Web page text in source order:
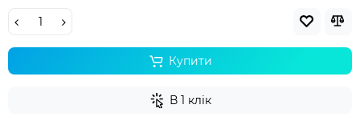
Купити
В 1 клік